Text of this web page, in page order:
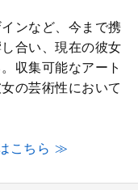
ンなど、今まで携
合い、現在の彼女
収集可能なアート
の芸術性において
こちら ≫